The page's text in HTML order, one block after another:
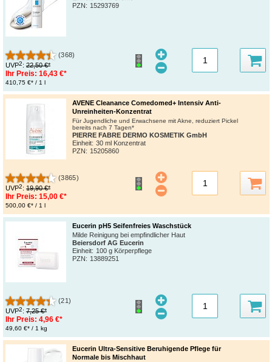
PZN: 15293769
(368)
UVP2: 22,50 €*
Ihr Preis: 16,43 €*
410,75 €* / 1 l
AVENE Cleanance Comedomed+ Intensiv Anti-
Unreinheiten-Konzentrat
Für Jugendliche und Erwachsene mit Akne, reduziert Pickel
bereits nach 7 Tagen*
PIERRE FABRE DERMO KOSMETIK GmbH
Einheit: 30 ml Konzentrat
PZN: 15205860
(3865)
UVP2: 19,90 €*
Ihr Preis: 15,00 €*
500,00 €* / 1 l
Eucerin pH5 Seifenfreies Waschstück
Milde Reinigung bei empfindlicher Haut
Beiersdorf AG Eucerin
Einheit: 100 g Körperpflege
PZN: 13889251
(21)
UVP2: 7,25 €*
Ihr Preis: 4,96 €*
49,60 €* / 1 kg
Eucerin Ultra-Sensitive Beruhigende Pflege für
Normale bis Mischhaut